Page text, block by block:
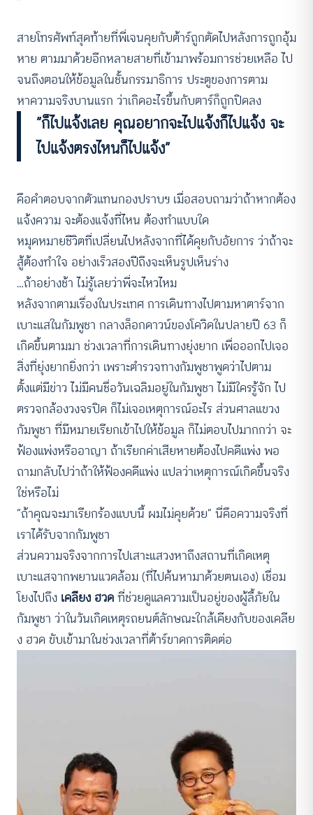
สายโทรศัพท์สุดท้ายที่พี่เจนคุยกับต้าร์ถูกตัดไปหลังการถูกอุ้ม
หาย ตามมาด้วยอีกหลายสายที่เข้ามาพร้อมการช่วยเหลือ ไป
จนถึงตอนให้ข้อมูลในชั้นกรรมาธิการ ประตูของการตาม
หาความจริงบานแรก ว่าเกิดอะไรขึ้นกับตาร์ก็ถูกปิดลง
“ก็ไปแจ้งเลย คุณอยากจะไปแจ้งก็ไปแจ้ง จะ
ไปแจ้งตรงไหนก็ไปแจ้ง”
คือคำตอบจากตัวแทนกองปราบฯ เมื่อสอบถามว่าถ้าหากต้อง
แจ้งความ จะต้องแจ้งที่ไหน ต้องทำแบบใด
หมุดหมายชีวิตที่เปลี่ยนไปหลังจากที่ได้คุยกับอัยการ ว่าถ้าจะ
สู้ต้องทำใจ อย่างเร็วสองปีถึงจะเห็นรูปเห็นร่าง
…ถ้าอย่างช้า ไม่รู้เลยว่าพี่จะไหวไหม
หลังจากตามเรื่องในประเทศ การเดินทางไปตามหาตาร์จาก
เบาะแสในกัมพูชา กลางล็อกดาวน์ของโควิดในปลายปี 63 ก็
เกิดขึ้นตามมา ช่วงเวลาที่การเดินทางยุ่งยาก เพื่อออกไปเจอ
สิ่งที่ยุ่งยากยิ่งกว่า เพราะตำรวจทางกัมพูชาพูดว่าไปตาม
ตั้งแต่มีข่าว ไม่มีคนชื่อวันเฉลิมอยู่ในกัมพูชา ไม่มีใครรู้จัก ไป
ตรวจกล้องวงจรปิด ก็ไม่เจอเหตุการณ์อะไร ส่วนศาลแขวง
กัมพูชา ที่มีหมายเรียกเข้าไปให้ข้อมูล ก็ไม่ตอบไปมากกว่า จะ
ฟ้องแพ่งหรืออาญา ถ้าเรียกค่าเสียหายต้องไปคดีแพ่ง พอ
ถามกลับไปว่าถ้าให้ฟ้องคดีแพ่ง แปลว่าเหตุการณ์เกิดขึ้นจริง
ใช่หรือไม่
“ถ้าคุณจะมาเรียกร้องแบบนี้ ผมไม่คุยด้วย” นี่คือความจริงที่
เราได้รับจากกัมพูชา
ส่วนความจริงจากการไปเสาะแสวงหาถึงสถานที่เกิดเหตุ
เบาะแสจากพยานแวดล้อม (ที่ไปค้นหามาด้วยตนเอง) เชื่อม
โยงไปถึง เคลียง ฮวดที่ช่วยดูแลความเป็นอยู่ของผู้ลี้ภัยใน
กัมพูชา ว่าในวันเกิดเหตุรถยนต์ลักษณะใกล้เคียงกับของเคลีย
ง ฮวด ขับเข้ามาในช่วงเวลาที่ต้าร์ขาดการติดต่อ